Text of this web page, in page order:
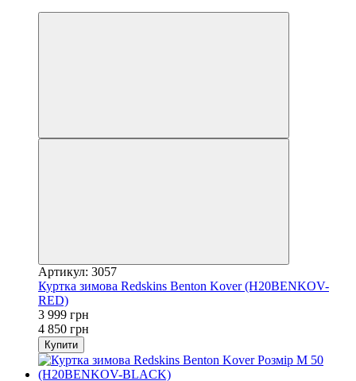
Артикул: 3057
Куртка зимова Redskins Benton Kover (H20BENKOV-
RED)
3 999 грн
4 850 грн
Купити